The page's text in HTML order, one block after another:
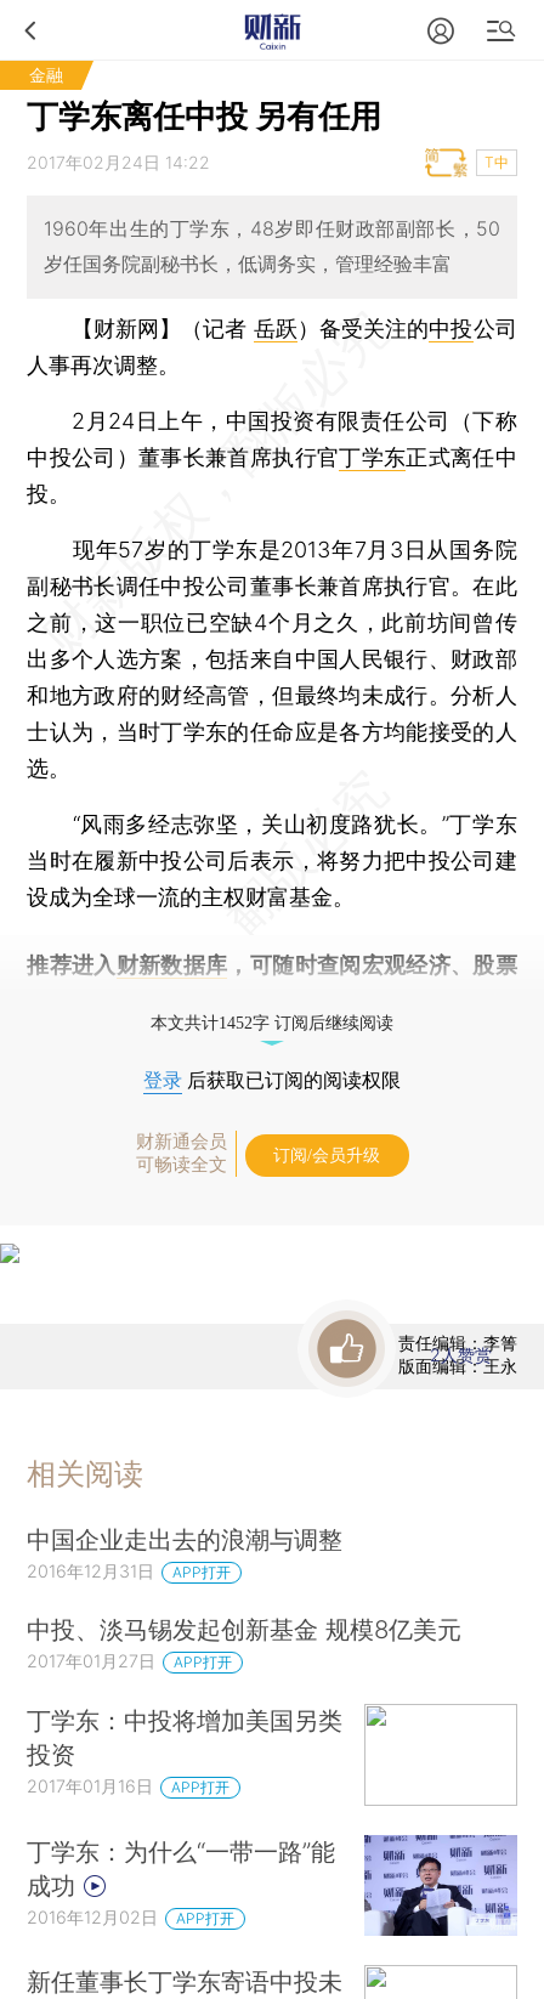
金融
丁学东离任中投 另有任用
2017年02月24日 14:22 T中
1960年出生的丁学东，48岁即任财政部副部长，50
岁任国务院副秘书长，低调务实，管理经验丰富
【财新网】（记者 岳跃） 备受关注的中投公司
人事再次调整。
2月24日上午，中国投资有限责任公司（下称
中投公司）董事长兼首席执行官丁学东正式离任中
投。
现年57岁的丁学东是2013年7月3日从国务院
副秘书长调任中投公司董事长兼首席执行官。在此
之前，这一职位已空缺4个月之久，此前坊间曾传
出多个人选方案，包括来自中国人民银行、财政部
和地方政府的财经高管，但最终均未成行。分析人
士认为，当时丁学东的任命应是各方均能接受的人
选。
“风雨多经志弥坚，关山初度路犹长。”丁学东
当时在履新中投公司后表示，将努力把中投公司建
设成为全球一流的主权财富基金。
推荐进入 财新数据库 ，可随时查阅宏观经济、股票
本文共计1452字 订阅后继续阅读
登录 后获取已订阅的阅读权限
财新通会员
可畅读全文
订阅/会员升级
责任编辑：李箐
版面编辑：王永
2人赞赏
相关阅读
中国企业走出去的浪潮与调整
2016年12月31日 APP打开
中投、淡马锡发起创新基金 规模8亿美元
2017年01月27日 APP打开
丁学东：中投将增加美国另类
投资
2017年01月16日 APP打开
丁学东：为什么“一带一路”能
成功
2016年12月02日 APP打开
新任董事长丁学东寄语中投未